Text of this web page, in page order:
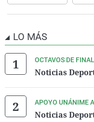
LO MÁS
OCTAVOS DE
Noticias
APOYO UNÁNIME
Noticias